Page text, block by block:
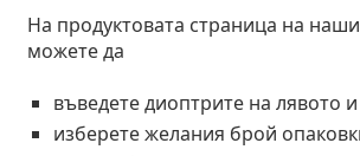
На продуктовата страница на
можете да
въведете диоптрите на лявото
изберете желания брой